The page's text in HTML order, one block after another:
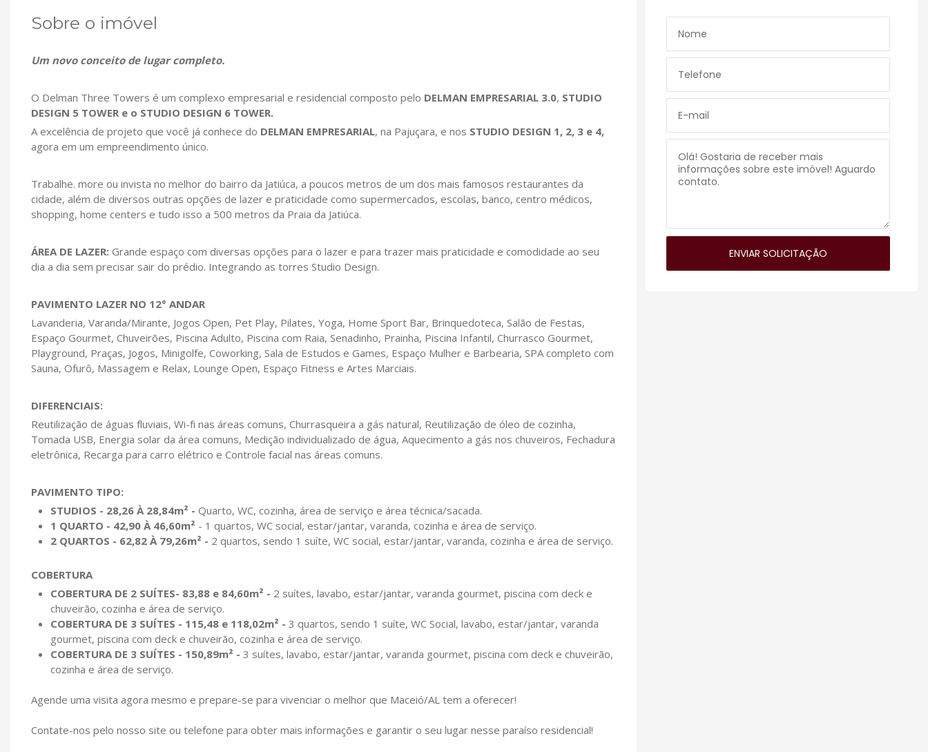
Sobre o imóvel
Um novo conceito de lugar completo.
O Delman Three Towers é um complexo empresarial e residencial composto pelo DELMAN EMPRESARIAL 3.0, STUDIO
DESIGN 5 TOWER e o STUDIO DESIGN 6 TOWER.
A excelência de projeto que você já conhece do DELMAN EMPRESARIAL, na Pajuçara, e nos STUDIO DESIGN 1, 2, 3 e 4,
agora em um empreendimento único.
Trabalhe. more ou invista no melhor do bairro da Jatiúca, a poucos metros de um dos mais famosos restaurantes da
cidade, além de diversos outras opções de lazer e praticidade como supermercados, escolas, banco, centro médicos,
shopping, home centers e tudo isso a 500 metros da Praia da Jatiúca.
ÁREA DE LAZER: Grande espaço com diversas opções para o lazer e para trazer mais praticidade e comodidade ao seu
dia a dia sem precisar sair do prédio. Integrando as torres Studio Design.
PAVIMENTO LAZER NO 12° ANDAR
Lavanderia, Varanda/Mirante, Jogos Open, Pet Play, Pilates, Yoga, Home Sport Bar, Brinquedoteca, Salão de Festas,
Espaço Gourmet, Chuveirões, Piscina Adulto, Piscina com Raia, Senadinho, Prainha, Piscina Infantil, Churrasco Gourmet,
Playground, Praças, Jogos, Minigolfe, Coworking, Sala de Estudos e Games, Espaço Mulher e Barbearia, SPA completo com
Sauna, Ofurô, Massagem e Relax, Lounge Open, Espaço Fitness e Artes Marciais.
DIFERENCIAIS:
Reutilização de águas fluviais, Wi-fi nas áreas comuns, Churrasqueira a gás natural, Reutilização de óleo de cozinha,
Tomada USB, Energia solar da área comuns, Medição individualizado de água, Aquecimento a gás nos chuveiros, Fechadura
eletrônica, Recarga para carro elétrico e Controle facial nas áreas comuns.
PAVIMENTO TIPO:
STUDIOS - 28,26 À 28,84m² - Quarto, WC, cozinha, área de serviço e área técnica/sacada.
1 QUARTO - 42,90 À 46,60m² - 1 quartos, WC social, estar/jantar, varanda, cozinha e área de serviço.
2 QUARTOS - 62,82 À 79,26m² - 2 quartos, sendo 1 suíte, WC social, estar/jantar, varanda, cozinha e área de serviço.
COBERTURA
COBERTURA DE 2 SUÍTES- 83,88 e 84,60m² - 2 suítes, lavabo, estar/jantar, varanda gourmet, piscina com deck e
chuveirão, cozinha e área de serviço.
COBERTURA DE 3 SUÍTES - 115,48 e 118,02m² - 3 quartos, sendo 1 suíte, WC Social, lavabo, estar/jantar, varanda
gourmet, piscina com deck e chuveirão, cozinha e área de serviço.
COBERTURA DE 3 SUÍTES - 150,89m² - 3 suítes, lavabo, estar/jantar, varanda gourmet, piscina com deck e chuveirão,
cozinha e área de serviço.
Agende uma visita agora mesmo e prepare-se para vivenciar o melhor que Maceió/AL tem a oferecer!
Contate-nos pelo nosso site ou telefone para obter mais informações e garantir o seu lugar nesse paraíso residencial!